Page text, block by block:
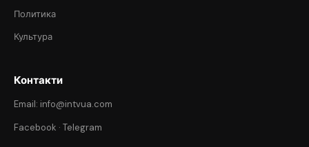
Политика
Культура
Контакти
Email: info@intvua.com
Facebook · Telegram